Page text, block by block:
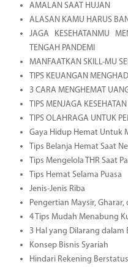
AMALAN SAAT HUJAN
ALASAN KAMU HARUS
JAGA KESEHATANMU
TENGAH PANDEMI
MANFAATKAN SKILL-MU
TIPS KEUANGAN
3 CARA MENGHEMAT
TIPS MENJAGA
TIPS OLAHRAGA UNTUK
Gaya Hidup Hemat Untuk
Tips Belanja Hemat Saat
Tips Mengelola THR Saat
Tips Hemat Selama Puasa
Jenis-Jenis Riba
Pengertian Maysir, Gharar,
4 Tips Mudah Menabung
3 Hal yang Dilarang dalam
Konsep Bisnis Syariah
Hindari Rekening